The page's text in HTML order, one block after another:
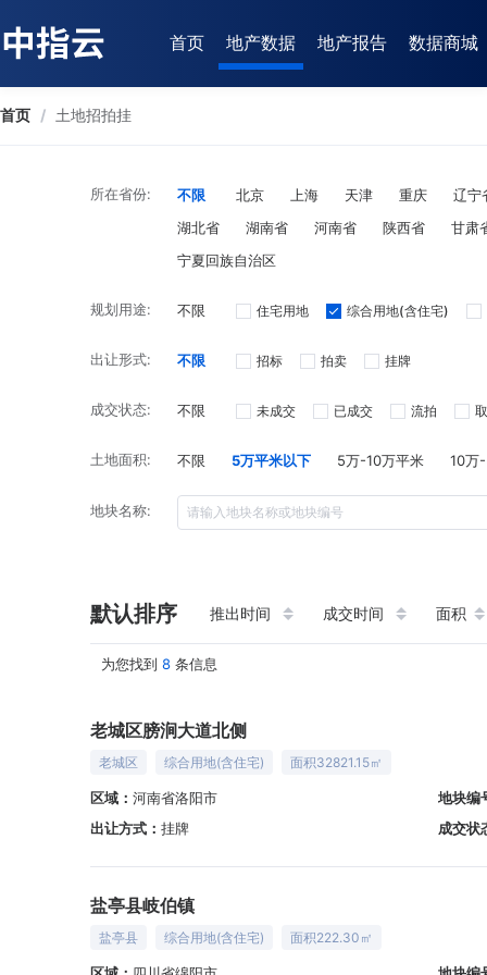
首页 地产数据 地产报告 数据商城
首页 / 土地招拍挂
所在省份: 不限 北京 上海 天津 重庆
辽宁
湖北省
湖南省 河南省 陕西省
甘肃
宁夏回族自治区
规划用途: 不限 住宅用地 综合用地(含住宅)
出让形式: 不限 招标 拍卖 挂牌
成交状态: 不限 未成交 已成交 流拍
土地面积: 不限 5万平米以下 5万-10万平米 10万
地块名称:
默认排序 推出时间 成交时间 面积
为您找到 8 条信息
老城区膀涧大道北侧
老城区 综合用地(含住宅) 面积32821.15㎡
区域： 河南省洛阳市
地块编
出让方式： 挂牌 成交状
盐亭县岐伯镇
盐亭县 综合用地(含住宅) 面积222.30㎡